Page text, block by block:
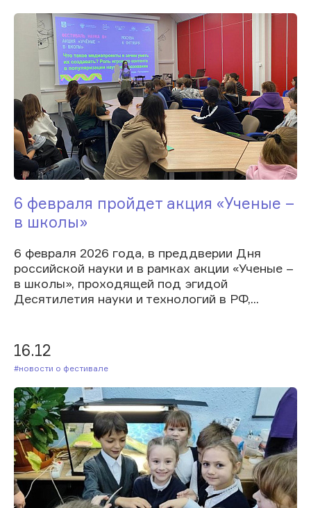
6 февраля пройдет акция «Ученые –
в школы»
6 февраля 2026 года, в преддверии Дня
российской науки и в рамках акции «Ученые –
в школы», проходящей под эгидой
Десятилетия науки и технологий в РФ,...
16.12
#Новости о фестивале